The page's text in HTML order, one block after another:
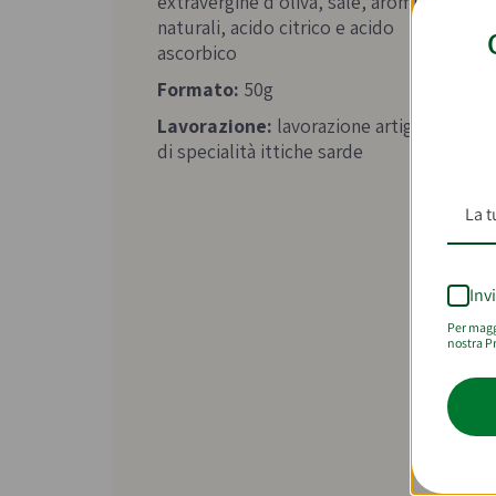
naturali, acido citrico e acido
ascorbico
Formato: 50g
Lavorazione: lavorazione artigianale
di specialità ittiche sarde
Per
nostra